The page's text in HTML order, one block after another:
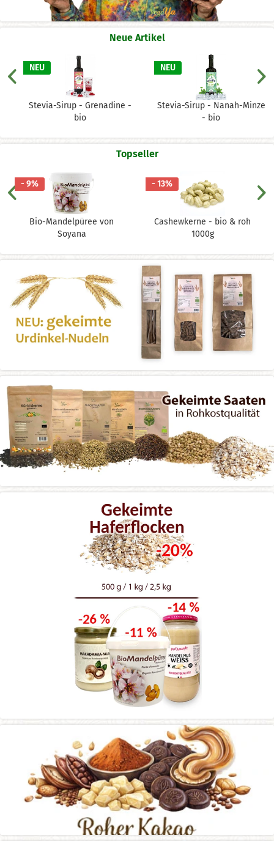
Neue Artikel
NEU
Stevia-Sirup - Grenadine -
bio
ab 6,79 € *
NEU
Stevia-Sirup - Nanah-Minze
- bio
ab 6,79 € *
Topseller
- 9%
Bio-Mandelpüree von
Soyana
36,17 € * UVP39,90 € *
- 13%
Cashewkerne - bio & roh
1000g
ab 6,99 € * UVP7,99 € *